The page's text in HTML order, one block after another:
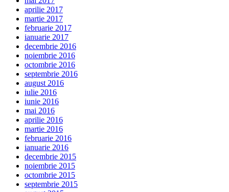
aprilie 2017
martie 2017
februarie 2017
ianuarie 2017
decembrie 2016
noiembrie 2016
octombrie 2016
septembrie 2016
august 2016
iulie 2016
iunie 2016
mai 2016
aprilie 2016
martie 2016
februarie 2016
ianuarie 2016
decembrie 2015
noiembrie 2015
octombrie 2015
septembrie 2015